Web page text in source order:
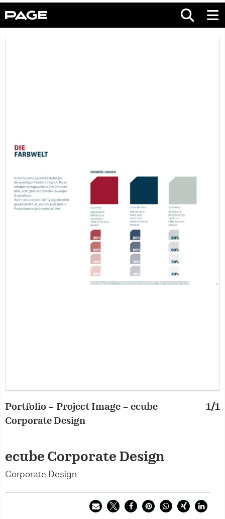
Portfolio – Project Image – ecube
Corporate Design
1/1
ecube Corporate Design
Corporate Design